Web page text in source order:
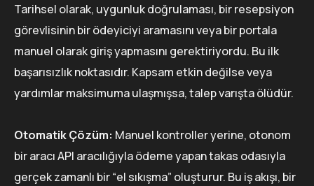
Tarihsel olarak, uygunluk doğrulaması, bir resepsiyon
görevlisinin bir ödeyiciyi aramasını veya bir portala
manuel olarak giriş yapmasını gerektiriyordu. Bu ilk
başarısızlık noktasıdır. Kapsam etkin değilse veya
yardımlar maksimuma ulaşmışsa, talep varışta ölüdür.
Otomatik Çözüm: Manuel kontroller yerine, otonom
bir aracı API aracılığıyla ödeme yapan takas odasıyla
gerçek zamanlı bir “el sıkışma” oluşturur. Bu iş akışı, bir